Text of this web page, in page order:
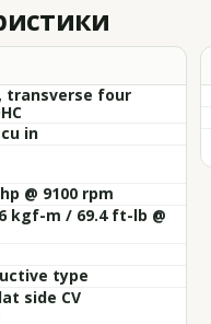
transverse four
in
@ 9100 rpm
kgf-m / 69.4 ft-lb @
type
side CV